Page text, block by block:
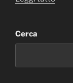
delle
Cerca